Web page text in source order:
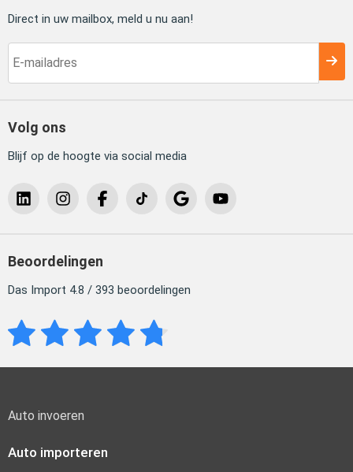
Direct in uw mailbox, meld u nu aan!
Volg ons
Blijf op de hoogte via social media
Beoordelingen
Das Import 4.8 / 393 beoordelingen
Auto invoeren
Auto importeren